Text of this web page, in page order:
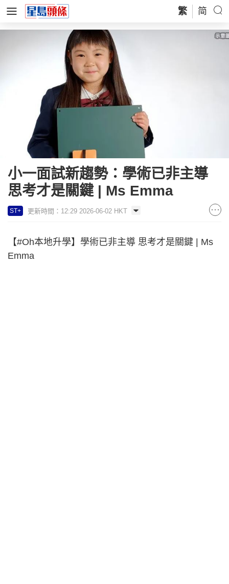
繁 简
小一面試新趨勢：學術已非主導
思考才是關鍵 | Ms Emma
ST+ 更新時間：12:29 2026-06-02 HKT
【#Oh本地升學】學術已非主導 思考才是關鍵 | Ms
Emma